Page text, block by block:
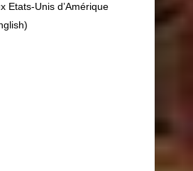
Etats-Unis d’Amérique